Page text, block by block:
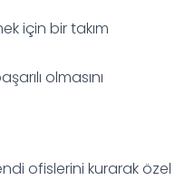
için bir takım
olmasını
ofislerini kurarak özel